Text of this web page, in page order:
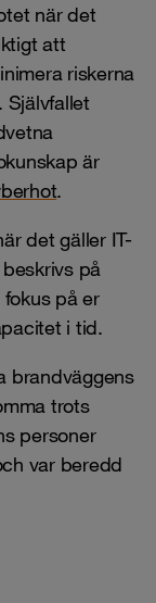
när det
att
riskerna
Självfallet
är
.
det gäller IT-
på
på er
i tid.
brandväggens
trots
personer
var beredd